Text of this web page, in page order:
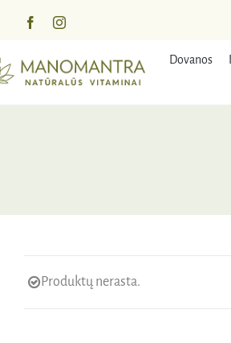
turinį
Dovanos
Produktų nerasta.